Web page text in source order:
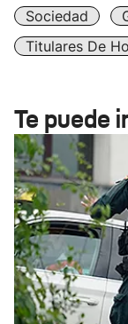
Sociedad
Titulares De
Te puede